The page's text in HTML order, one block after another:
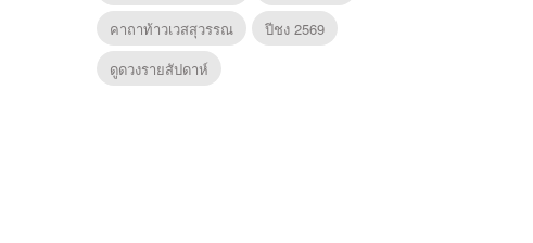
คาถาท้าวเวสสุวรรณ
ปีชง 2569
ดูดวงรายสัปดาห์